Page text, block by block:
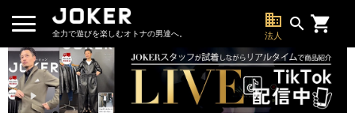
全力で遊びを楽しむオトナの男達へ。
business
法人
search